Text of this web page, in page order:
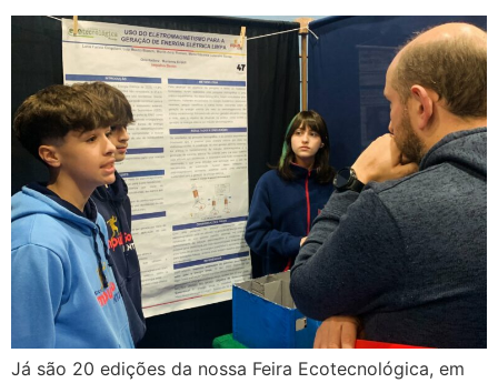
Já são 20 edições da nossa Feira Ecotecnológica, em